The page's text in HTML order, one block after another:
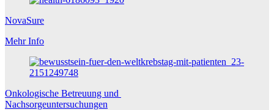
NovaSure
Mehr Info
Onkologische Betreuung und
Nachsorgeuntersuchungen